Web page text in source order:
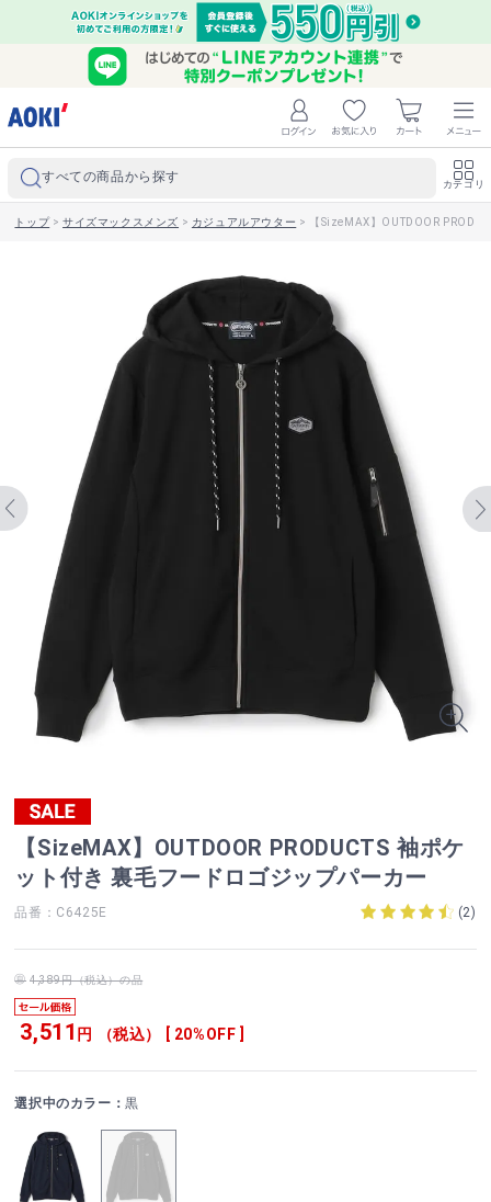
すべての商品から探す カテゴリ
トップ>サイズマックスメンズ > カジュアルアウター > 【SizeMAX】OUTDOOR
【SizeMAX】OUTDOOR PRODUCTS 袖ポケ
ット付き 裏毛フードロゴジップパーカー
品番：C6425E (2)
4,389円（税込）の品
3,511 円 （税込） [ 20%OFF ]
選択中のカラー：黒